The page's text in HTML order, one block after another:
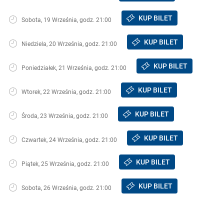
Sobota, 19 Września, godz. 21:00 KUP BILET
Niedziela, 20 Września, godz. 21:00 KUP BILET
Poniedziałek, 21 Września, godz. 21:00 KUP BILET
Wtorek, 22 Września, godz. 21:00 KUP BILET
Środa, 23 Września, godz. 21:00 KUP BILET
Czwartek, 24 Września, godz. 21:00 KUP BILET
Piątek, 25 Września, godz. 21:00 KUP BILET
Sobota, 26 Września, godz. 21:00 KUP BILET